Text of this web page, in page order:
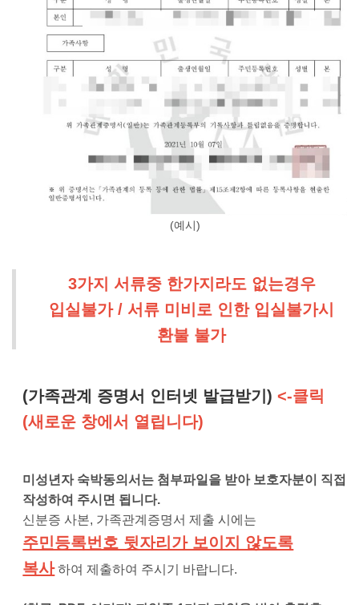
(예시)
3가지 서류중 한가지라도 없는경우
입실불가 / 서류 미비로 인한 입실불가시
환불 불가
(가족관계 증명서 인터넷 발급받기) <-클릭
(새로운 창에서 열립니다)
미성년자 숙박동의서는 첨부파일을 받아 보호자분이 직접
작성하여 주시면 됩니다.
신분증 사본, 가족관계증명서 제출 시에는
주민등록번호 뒷자리가 보이지 않도록
복사 하여 제출하여 주시기 바랍니다.